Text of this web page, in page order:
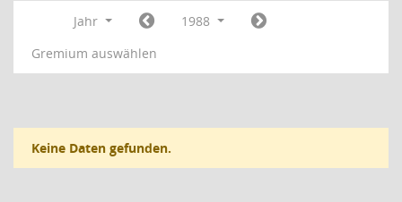
Jahr
1988
Gremium auswählen
Keine Daten gefunden.